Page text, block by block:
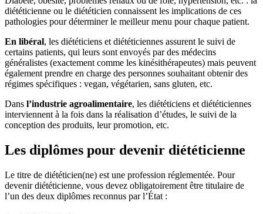
diététicienne ou le diététicien connaissent les implications de ces
pathologies pour déterminer le meilleur menu pour chaque patient.
En libéral, les diététiciens et diététiciennes assurent le suivi de
certains patients, qui leurs sont envoyés par des médecins
généralistes (exactement comme les kinésithérapeutes) mais peuvent
également prendre en charge des personnes souhaitant obtenir des
régimes spécifiques : vegan, végétarien, sans gluten, etc.
Dans l’industrie agroalimentaire, les diététiciens et diététiciennes
interviennent à la fois dans la réalisation d’études, le suivi de la
conception des produits, leur promotion, etc.
Les diplômes pour devenir diététicienne
Le titre de diététicien(ne) est une profession réglementée. Pour
devenir diététicienne, vous devez obligatoirement être titulaire de
l’un des deux diplômes reconnus par l’État :